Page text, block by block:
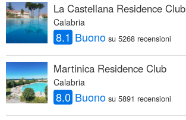
La Castellana Residence Club
Calabria
8.1 Buono su 5268 recensioni
Martinica Residence Club
Calabria
8.0 Buono su 5891 recensioni